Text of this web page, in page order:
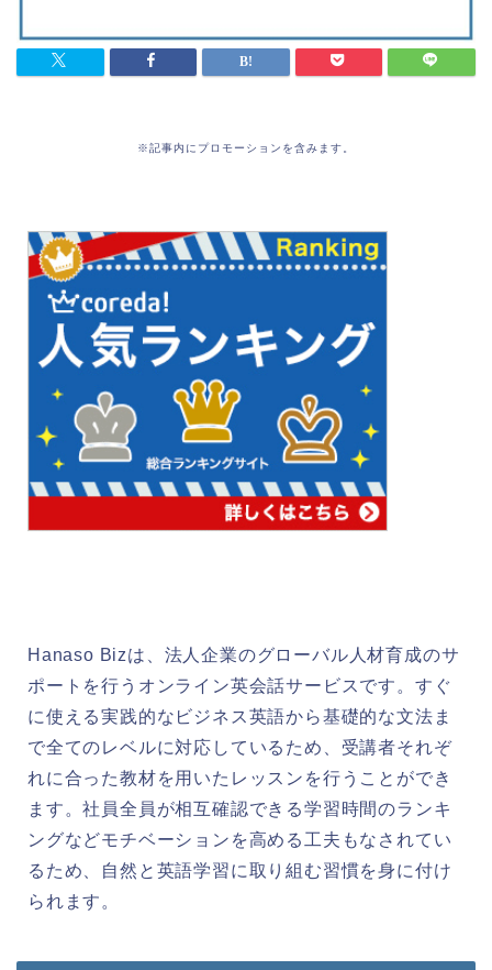
※記事内にプロモーションを含みます。
Hanaso Bizは、法人企業のグローバル人材育成のサ
ポートを行うオンライン英会話サービスです。すぐ
に使える実践的なビジネス英語から基礎的な文法ま
で全てのレベルに対応しているため、受講者それぞ
れに合った教材を用いたレッスンを行うことができ
ます。社員全員が相互確認できる学習時間のランキ
ングなどモチベーションを高める工夫もなされてい
るため、自然と英語学習に取り組む習慣を身に付け
られます。